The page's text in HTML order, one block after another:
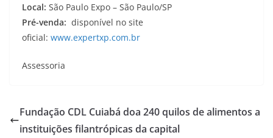
Local: São Paulo Expo – São Paulo/SP
Pré-venda: disponível no site
oficial: www.expertxp.com.br
Assessoria
Fundação CDL Cuiabá doa 240 quilos de alimentos a
instituições filantrópicas da capital